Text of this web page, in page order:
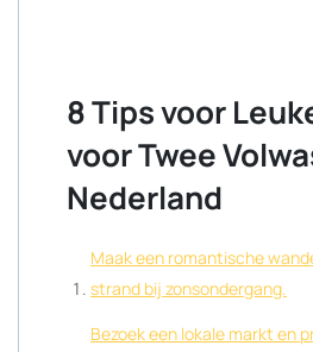
8 Tips voor
voor Twee
Nederland
Maak een romantische
strand bij zonsondergang.
Bezoek een lokale markt en